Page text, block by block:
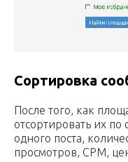
Сортировка
После того, как
отсортировать их
одного поста,
просмотров, CPM,